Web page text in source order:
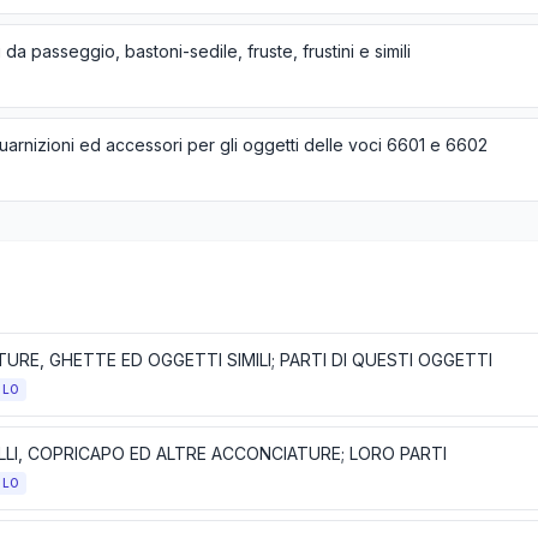
da passeggio, bastoni-sedile, fruste, frustini e simili
ed accessori per gli oggetti delle voci 6601 e 6602
GHETTE ED OGGETTI SIMILI; PARTI DI QUESTI OGGETTI
COPRICAPO ED ALTRE ACCONCIATURE; LORO PARTI